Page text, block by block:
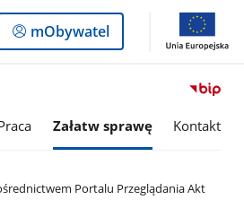
Logowanie
do
mObywatel
Załatw sprawę Kontakt
Portalu Przeglądania Akt